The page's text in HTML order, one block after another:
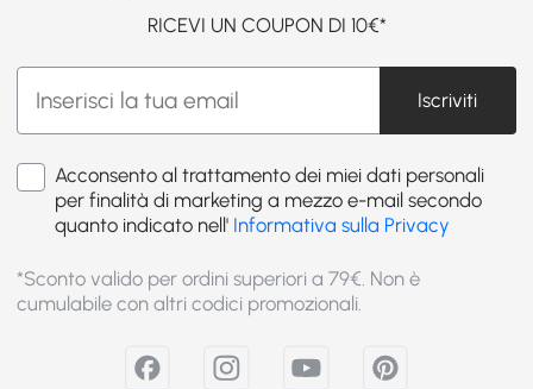
RICEVI UN COUPON DI 10€*
Iscriviti
Acconsento al trattamento dei miei dati personali
per finalità di marketing a mezzo e-mail secondo
quanto indicato nell' Informativa sulla Privacy
*Sconto valido per ordini superiori a 79€. Non è
cumulabile con altri codici promozionali.